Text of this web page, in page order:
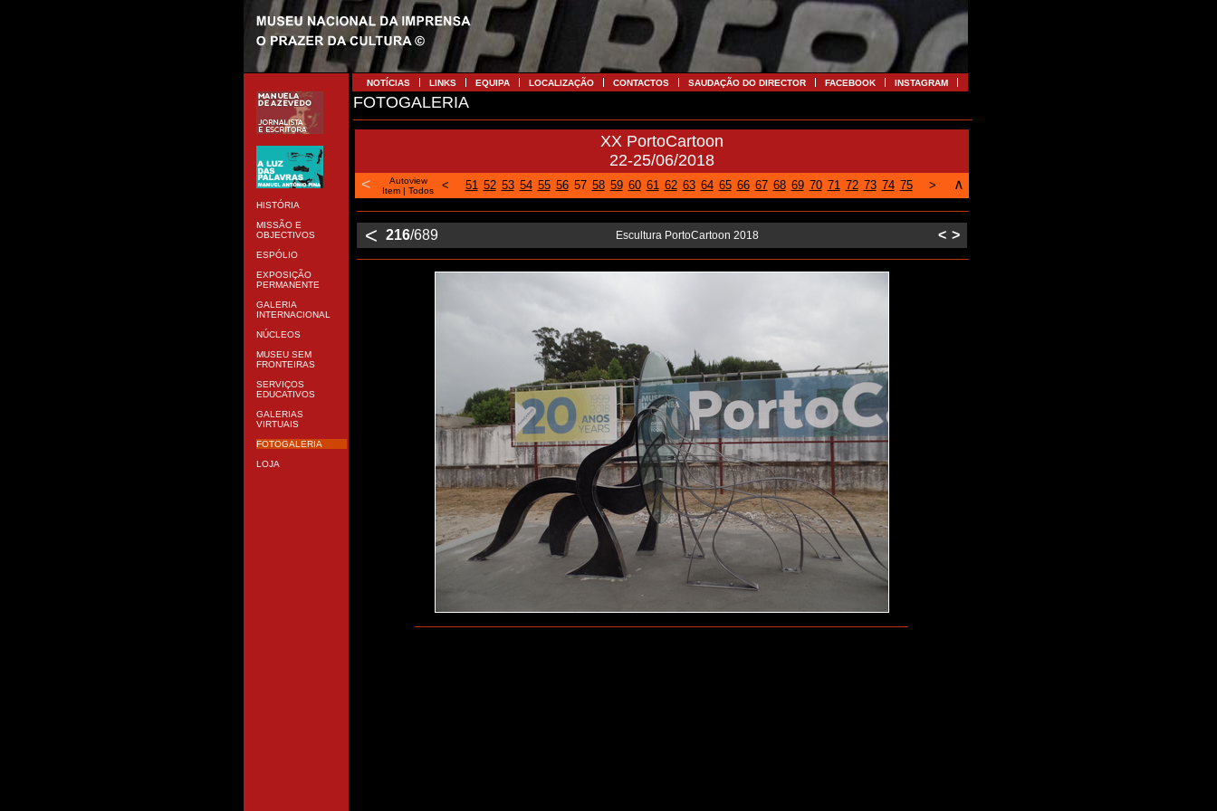
HISTÓRIA
MISSÃO E
OBJECTIVOS
ESPÓLIO
EXPOSIÇÃO
PERMANENTE
GALERIA
INTERNACIONAL
NÚCLEOS
MUSEU SEM
FRONTEIRAS
SERVIÇOS
EDUCATIVOS
GALERIAS
VIRTUAIS
FOTOGALERIA
LOJA
NOTÍCIAS LINKS EQUIPA LOCALIZAÇÃO CONTACTOS SAUDAÇÃO DO DIRECTOR FACEBOOK INSTAGRAM
FOTOGALERIA
XX PortoCartoon
22-25/06/2018
<
Autoview
Item | Todos < 51 52 53 54 55 56 57 58 59 60 61 62 63 64 65 66 67 68 69 70 71 72 73 74 75 > ∧
< 216/689 Escultura PortoCartoon 2018 < >